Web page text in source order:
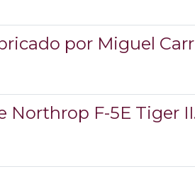
por Miguel
Northrop F-5E Tiger